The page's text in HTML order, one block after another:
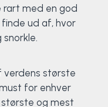
rart med en god
ud af, hvor
verdens største
for enhver
største og mest